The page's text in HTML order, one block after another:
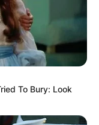
To Bury: Look